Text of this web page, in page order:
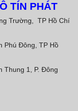
TÍN PHÁT
Trường, TP Hồ Chí
Phú Đông, TP Hồ
Thung 1, P. Đông